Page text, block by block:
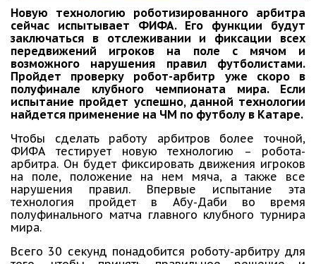
Новую технологию роботизированного арбитра
сейчас испытывает ФИФА. Его функции будут
заключаться в отслеживании и фиксации всех
передвижений игроков на поле с мячом и
возможного нарушения правил футболистами.
Пройдет проверку робот-арбитр уже скоро в
полуфинале клубного чемпионата мира. Если
испытание пройдет успешно, данной технологии
найдется применение на ЧМ по футболу в Катаре.
Чтобы сделать работу арбитров более точной,
ФИФА тестирует новую технологию – робота-
арбитра. Он будет фиксировать движения игроков
на поле, положение на нем мяча, а также все
нарушения правил. Впервые испытание эта
технология пройдет в Абу-Даби во время
полуфинального матча главного клубного турнира
мира.
Всего 30 секунд понадобится роботу-арбитру для